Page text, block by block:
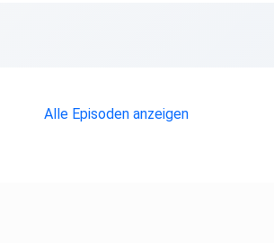
Alle Episoden anzeigen